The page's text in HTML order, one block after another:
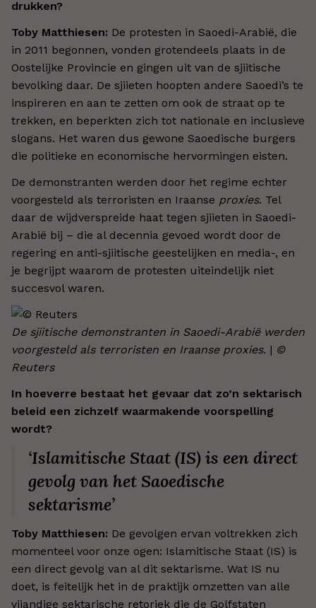
drukken?
Toby Matthiesen: De protesten in Saoedi-Arabië, die
in 2011 begonnen, vonden grotendeels plaats in de
Oostelijke Provincie en gingen uit van de sjiitische
bevolking daar. De sjiieten hoopten andere Saoedi’s te
inspireren en aan te zetten om ook de straat op te
trekken, en beperkten zich tot nationale en inclusieve
slogans. Het waren dus gewone Saoedische burgers
die politieke en economische hervormingen eisten.
De demonstranten werden door het regime echter
voorgesteld als terroristen en Iraanse proxies. Tel
daar de wijdverspreide haat tegen sjiieten in Saoedi-
Arabië bij – die al decennia gevoed wordt door de
regering en anti-sjiitische geestelijken en media-, en
je begrijpt waarom de protesten uiteindelijk niet
succesvol waren.
De sjiitische demonstranten in Saoedi-Arabië werden
voorgesteld als terroristen en Iraanse proxies. | ©
Reuters
In hoeverre bestaat het gevaar dat zo’n sektarisch
beleid een zichzelf waarmakende voorspelling
wordt?
‘Islamitische Staat (IS) is een direct
gevolg van het Saoedische
sektarisme’
Toby Matthiesen: De gevolgen ervan voltrekken zich
momenteel voor onze ogen: Islamitische Staat (IS) is
een direct gevolg van al dit sektarisme. Wat IS nu
doet, is feitelijk het in de praktijk omzetten van alle
vijandige sektarische retoriek die de Golfstaten